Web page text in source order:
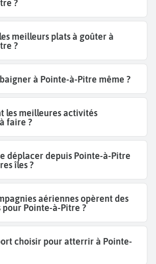
?
meilleurs plats à goûter à
?
à Pointe-à-Pitre même ?
les meilleures activités
faire ?
déplacer depuis Pointe-à-Pitre
îles ?
aériennes opèrent des
Pointe-à-Pitre ?
choisir pour atterrir à Pointe-